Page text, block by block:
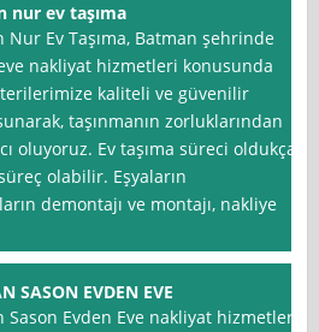
nur ev taşıma
Nur Ev Taşıma, Batman şehrinde
nakliyat hizmetleri konusunda
kaliteli ve güvenilir
taşınmanın zorluklarından
oluyoruz. Ev taşıma süreci oldukça
olabilir. Eşyaların
demontajı ve montajı, nakliye
SASON EVDEN EVE
Sason Evden Eve nakliyat hizmetleri,